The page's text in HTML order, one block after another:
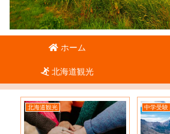
ホーム
北海道観光
北海道観光 中学受験